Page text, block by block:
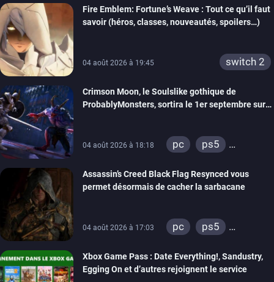
Fire Emblem: Fortune’s Weave : Tout ce qu’il faut
savoir (héros, classes, nouveautés, spoilers…)
04 août 2026 à 19:45 switch 2
Crimson Moon, le Soulslike gothique de
ProbablyMonsters, sortira le 1er septembre sur
04 août 2026 à 18:18 pc
ps5
Assassin’s Creed Black Flag Resynced vous
permet désormais de cacher la sarbacane
04 août 2026 à 17:03 pc
ps5
Xbox Game Pass : Date Everything!, Sandustry,
Egging On et d’autres rejoignent le service